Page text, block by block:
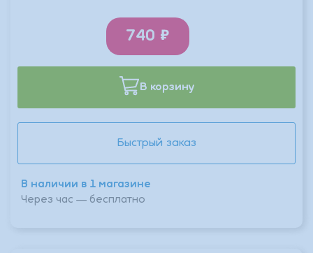
740
В корзину
Быстрый заказ
В наличии в 1 магазине
Через час — бесплатно